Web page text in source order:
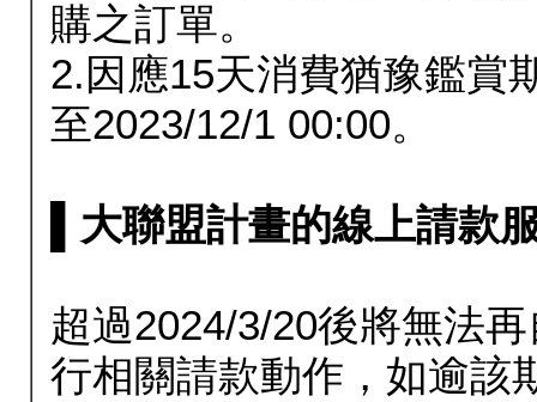
購之訂單。
2.因應15天消費猶豫鑑賞
至2023/12/1 00:00。
▌大聯盟計畫的線上請款
超過2024/3/20後將無法
行相關請款動作，如逾該